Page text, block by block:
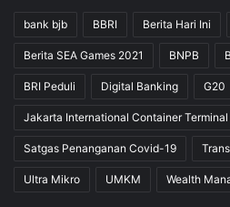
bank bjb BBRI Berita Hari Ini
Berita SEA Games 2021 BNPB
BRI Peduli Digital Banking G20
Jakarta International Container Terminal
Satgas Penanganan Covid-19
Ultra Mikro UMKM Wealth